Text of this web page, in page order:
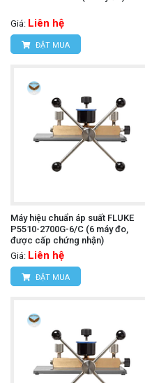
Giá: Liên hệ
ĐẶT MUA
Máy hiệu chuẩn áp suất FLUKE
P5510-2700G-6/C (6 máy đo,
được cấp chứng nhận)
Giá: Liên hệ
ĐẶT MUA